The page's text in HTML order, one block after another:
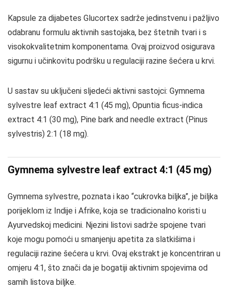
Kapsule za dijabetes Glucortex sadrže jedinstvenu i pažljivo
odabranu formulu aktivnih sastojaka, bez štetnih tvari i s
visokokvalitetnim komponentama. Ovaj proizvod osigurava
sigurnu i učinkovitu podršku u regulaciji razine šećera u krvi.
U sastav su uključeni sljedeći aktivni sastojci: Gymnema
sylvestre leaf extract 4:1 (45 mg), Opuntia ficus-indica
extract 4:1 (30 mg), Pine bark and needle extract (Pinus
sylvestris) 2:1 (18 mg).
Gymnema sylvestre leaf extract 4:1 (45 mg)
Gymnema sylvestre, poznata i kao “cukrovka biljka”, je biljka
porijeklom iz Indije i Afrike, koja se tradicionalno koristi u
Ayurvedskoj medicini. Njezini listovi sadrže spojene tvari
koje mogu pomoći u smanjenju apetita za slatkišima i
regulaciji razine šećera u krvi. Ovaj ekstrakt je koncentriran u
omjeru 4:1, što znači da je bogatiji aktivnim spojevima od
samih listova biljke.